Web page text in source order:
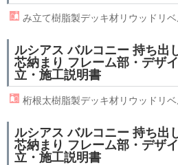
み立て樹脂製デッキ材リウッド リ
ルシアス バルコニー 持ち出
芯納まり フレーム部・デザ
立・施工説明書
桁根太樹脂製デッキ材リウッド リ
ルシアス バルコニー 持ち出
芯納まり フレーム部・デザ
立・施工説明書